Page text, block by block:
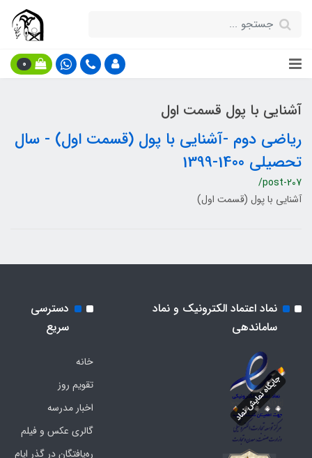
0
آشنایی با پول قسمت اول
ریاضی دوم -آشنایی با پول (قسمت اول) - سال
تحصیلی 1400-1399
/post-207
آشنایی با پول (قسمت اول)
نماد اعتماد الکترونیک و نماد
ساماندهی
دسترسی
سریع
خانه
تقویم روز
اخبار مدرسه
گالری عکس و فیلم
ره‌یافتگان در گذر ایام